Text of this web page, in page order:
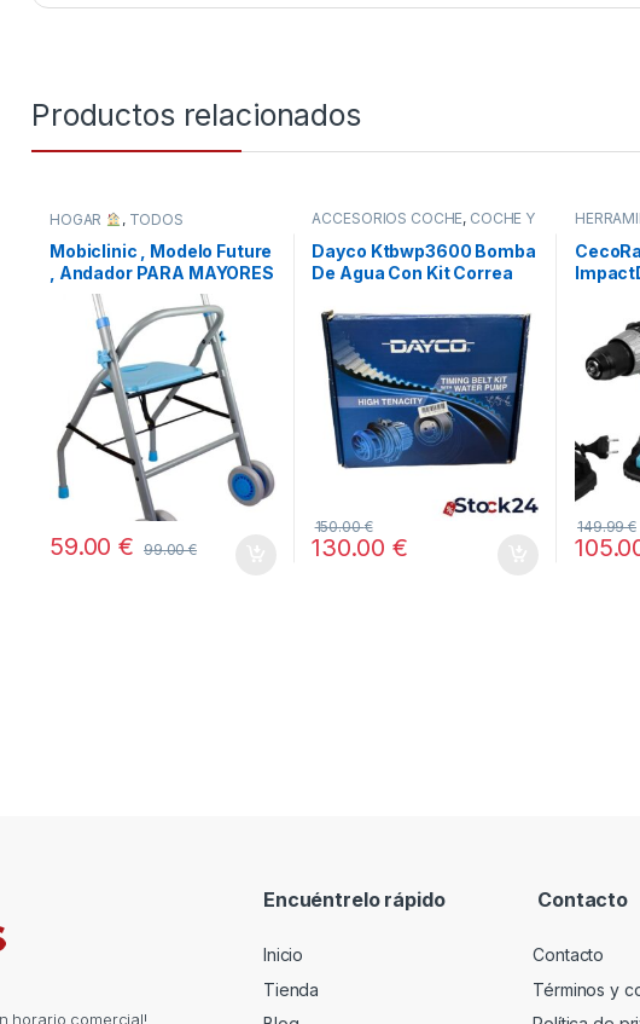
Productos relacionados
HOGAR , TODOS
Mobiclinic , Modelo Future
, Andador PARA MAYORES
O MINUSVALIDOS
59.00€ 99.00€
ACCESORIOS COCHE, COCHE Y
Dayco Ktbwp3600 Bomba
De Agua Con Kit Correa
130.00 €
150.00€
TODOS
149.99€
horario comercial!
Encuéntrelo rápido
Inicio
Tienda
Contacto
Contacto
Términos y